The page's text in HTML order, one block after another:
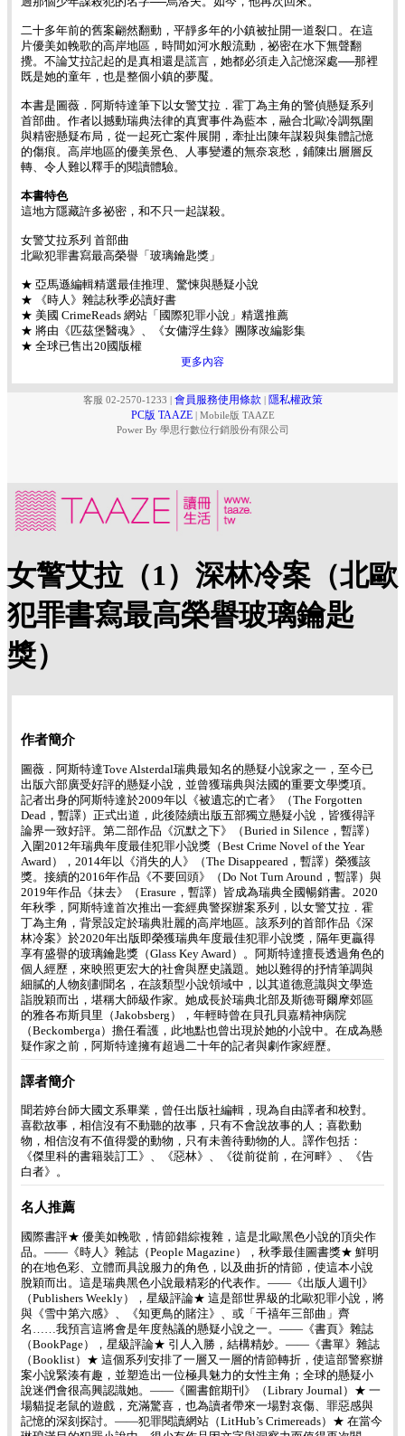
二十多年前的舊案翩然翻動，平靜多年的小鎮被扯開一道裂口。在這
片優美如輓歌的高岸地區，時間如河水般流動，祕密在水下無聲翻
攪。不論艾拉記起的是真相還是謊言，她都必須走入記憶深處──那裡
既是她的童年，也是整個小鎮的夢魘。
本書是圖薇．阿斯特達筆下以女警艾拉．霍丁為主角的警偵懸疑系列
首部曲。作者以撼動瑞典法律的真實事件為藍本，融合北歐冷調氛圍
與精密懸疑布局，從一起死亡案件展開，牽扯出陳年謀殺與集體記憶
的傷痕。高岸地區的優美景色、人事變遷的無奈哀愁，鋪陳出層層反
轉、令人難以釋手的閱讀體驗。
本書特色
這地方隱藏許多祕密，和不只一起謀殺。
女警艾拉系列 首部曲
北歐犯罪書寫最高榮譽「玻璃鑰匙獎」
★ 亞馬遜編輯精選最佳推理、驚悚與懸疑小說
★ 《時人》雜誌秋季必讀好書
★ 美國 CrimeReads 網站「國際犯罪小說」精選推薦
★ 將由《匹茲堡醫魂》、《女傭浮生錄》團隊改編影集
★ 全球已售出20國版權
更多內容
客服 02-2570-1233 | 會員服務使用條款 | 隱私權政策
PC版 TAAZE | Mobile版 TAAZE
Power By 學思行數位行銷股份有限公司
女警艾拉（1）深林冷案（北歐
犯罪書寫最高榮譽玻璃鑰匙
獎）
作者簡介
圖薇．阿斯特達Tove Alsterdal瑞典最知名的懸疑小說家之一，至今已
出版六部廣受好評的懸疑小說，並曾獲瑞典與法國的重要文學獎項。
記者出身的阿斯特達於2009年以《被遺忘的亡者》（The Forgotten
Dead，暫譯）正式出道，此後陸續出版五部獨立懸疑小說，皆獲得評
論界一致好評。第二部作品《沉默之下》（Buried in Silence，暫譯）
入圍2012年瑞典年度最佳犯罪小說獎（Best Crime Novel of the Year
Award），2014年以《消失的人》（The Disappeared，暫譯）榮獲該
獎。接續的2016年作品《不要回頭》（Do Not Turn Around，暫譯）與
2019年作品《抹去》（Erasure，暫譯）皆成為瑞典全國暢銷書。2020
年秋季，阿斯特達首次推出一套經典警探辦案系列，以女警艾拉．霍
丁為主角，背景設定於瑞典壯麗的高岸地區。該系列的首部作品《深
林冷案》於2020年出版即榮獲瑞典年度最佳犯罪小說獎，隔年更贏得
享有盛譽的玻璃鑰匙獎（Glass Key Award）。阿斯特達擅長透過角色的
個人經歷，來映照更宏大的社會與歷史議題。她以難得的抒情筆調與
細膩的人物刻劃聞名，在該類型小說領域中，以其道德意識與文學造
詣脫穎而出，堪稱大師級作家。她成長於瑞典北部及斯德哥爾摩郊區
的雅各布斯貝里（Jakobsberg），年輕時曾在貝孔貝嘉精神病院
（Beckomberga）擔任看護，此地點也曾出現於她的小說中。在成為懸
疑作家之前，阿斯特達擁有超過二十年的記者與劇作家經歷。
譯者簡介
聞若婷台師大國文系畢業，曾任出版社編輯，現為自由譯者和校對。
喜歡故事，相信沒有不動聽的故事，只有不會說故事的人；喜歡動
物，相信沒有不值得愛的動物，只有未善待動物的人。譯作包括：
《傑里科的書籍裝訂工》、《惡林》、《從前從前，在河畔》、《告
白者》。
名人推薦
國際書評★ 優美如輓歌，情節錯綜複雜，這是北歐黑色小說的頂尖作
品。——《時人》雜誌（People Magazine），秋季最佳圖書獎★ 鮮明
的在地色彩、立體而具說服力的角色，以及曲折的情節，使這本小說
脫穎而出。這是瑞典黑色小說最精彩的代表作。——《出版人週刊》
（Publishers Weekly），星級評論★ 這是部世界級的北歐犯罪小說，將
與《雪中第六感》、《知更鳥的賭注》、或「千禧年三部曲」齊
名……我預言這將會是年度熱議的懸疑小說之一。——《書頁》雜誌
（BookPage），星級評論★ 引人入勝，結構精妙。——《書單》雜誌
（Booklist）★ 這個系列安排了一層又一層的情節轉折，使這部警察辦
案小說緊湊有趣，並塑造出一位極具魅力的女性主角；全球的懸疑小
說迷們會很高興認識她。——《圖書館期刊》（Library Journal）★ 一
場貓捉老鼠的遊戲，充滿驚喜，也為讀者帶來一場對哀傷、罪惡感與
記憶的深刻探討。——犯罪閱讀網站（LitHub’s Crimereads）★ 在當今